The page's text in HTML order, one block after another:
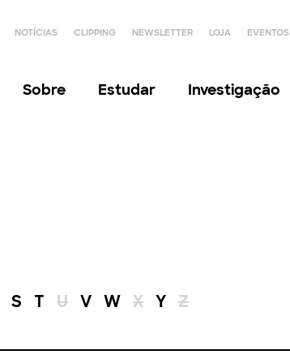
NOTÍCIAS CLIPPING NEWSLETTER LOJA EVENTOS
Sobre Estudar Investigação
S T U V W X Y Z